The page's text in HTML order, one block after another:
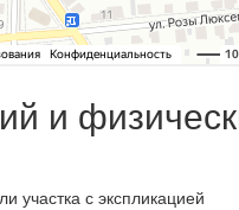
и
участка с экспликацией